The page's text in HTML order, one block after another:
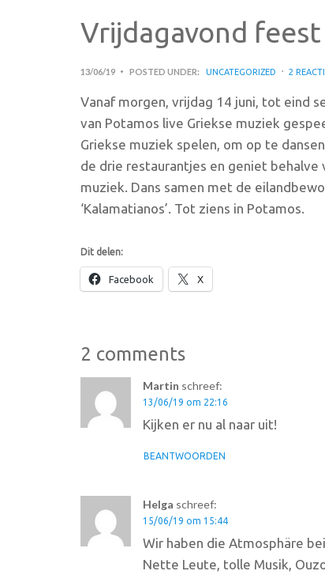
Vrijdagavond
13/06/19 POSTED UNDER: UNCATEGORIZED 2
Vanaf morgen, vrijdag 14 juni, tot eind
van Potamos live Griekse muziek
Griekse muziek spelen, om op te
de drie restaurantjes en geniet behalve
muziek. Dans samen met de
‘Kalamatianos’. Tot ziens in Potamos.
Dit delen:
Facebook X
2 comments
Martin schreef:
13/06/19 om 22:16
Kijken er nu al naar uit!
BEANTWOORDEN
Helga schreef:
15/06/19 om 15:44
Wir haben die Atmosphäre
Nette Leute, tolle Musik,